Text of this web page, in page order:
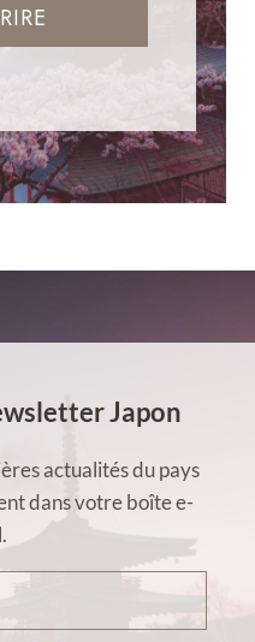
Japon
actualités du pays
dans votre boîte e-